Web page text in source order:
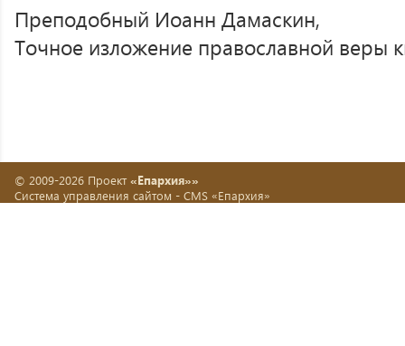
Преподобный Иоанн Дамаскин,
Точное изложение православной веры
© 2009-2026 Проект «Епархия»»
Система управления сайтом - CMS «Епархия»